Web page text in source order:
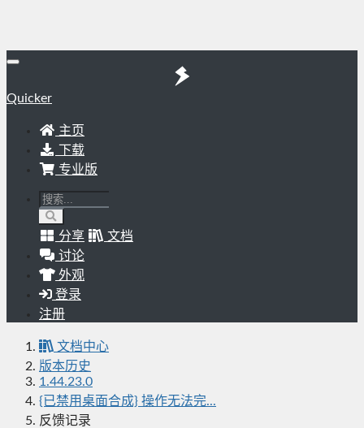
Quicker
主页
下载
专业版
分享
文档
讨论
外观
登录
注册
文档中心
版本历史
1.44.23.0
{已禁用桌面合成} 操作无法完...
反馈记录